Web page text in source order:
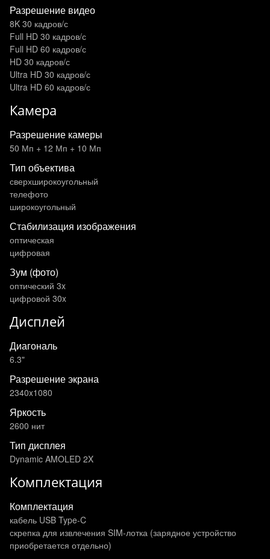
Разрешение видео
8K 30 кадров/с
Full HD 30 кадров/с
Full HD 60 кадров/с
HD 30 кадров/с
Ultra HD 30 кадров/с
Ultra HD 60 кадров/с
Камера
Разрешение камеры
50 Мп + 12 Мп + 10 Мп
Тип объектива
сверхширокоугольный
телефото
широкоугольный
Стабилизация изображения
оптическая
цифровая
Зум (фото)
оптический 3x
цифровой 30x
Дисплей
Диагональ
6.3"
Разрешение экрана
2340x1080
Яркость
2600 нит
Тип дисплея
Dynamic AMOLED 2X
Комплектация
Комплектация
кабель USB Type-C
скрепка для извлечения SIM-лотка (зарядное устройство
приобретается отдельно)